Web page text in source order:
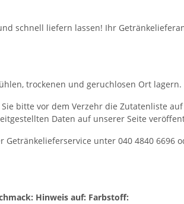
schnell liefern lassen! Ihr
trockenen und geruchlosen Ort lagern.
bitte vor dem Verzehr die Zutatenliste
Daten auf unserer Seite
unter 040 4840 6696
Hinweis auf: Farbstoff: